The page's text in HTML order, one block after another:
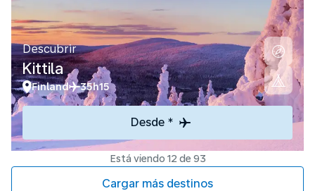
Descubrir
Kittila
Finland 35h15
Desde *
Está viendo 12 de 93
Cargar más destinos